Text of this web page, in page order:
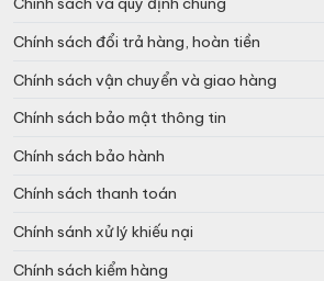
Chính sách đổi trả hàng, hoàn tiền
Chính sách vận chuyển và giao hàng
Chính sách bảo mật thông tin
Chính sách bảo hành
Chính sách thanh toán
Chính sánh xử lý khiếu nại
Chính sách kiểm hàng